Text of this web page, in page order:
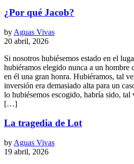
¿Por qué Jacob?
by Aguas Vivas
20 abril, 2026
Si nosotros hubiésemos estado en el
hubiéramos elegido nunca a un hombre
en él una gran honra. Hubiéramos, tal
inversión era demasiado alta para un
lo hubiésemos escogido, habría sido,
[…]
La tragedia de Lot
by Aguas Vivas
19 abril, 2026